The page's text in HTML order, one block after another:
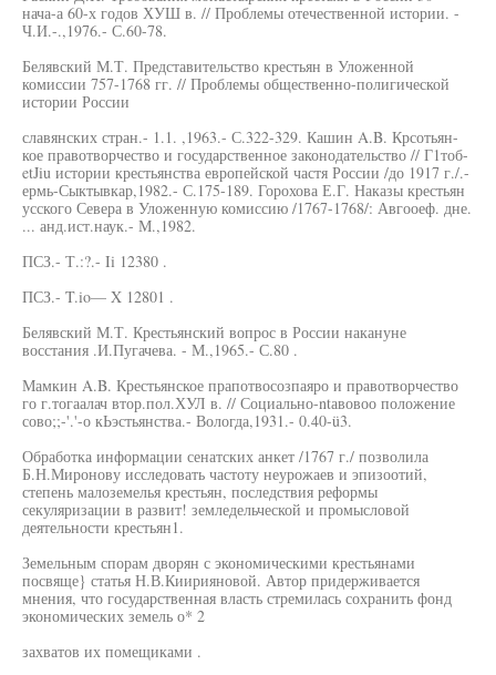
нача-а 60-х годов ХУШ в. // Проблемы отечественной истории. -
Ч.И.-.,1976.- С.60-78.
Белявский М.Т. Представительство крестьян в Уложенной
комиссии 757-1768 гг. // Проблемы общественно-полигической
истории России
славянских стран.- 1.1. ,1963.- С.322-329. Кашин A.B. Крсотьян-
кое правотворчество и государственное законодательство // Г1тоб-
etJiu истории крестьянства европейской частя России /до 1917 г./.-
ермь-Сыктывкар,1982.- С.175-189. Горохова Е.Г. Наказы крестьян
усского Севера в Уложенную комиссию /1767-1768/: Авгооеф. дне.
... анд.ист.наук.- М.,1982.
ПСЗ.- Т.:?.- Ii 12380 .
ПСЗ.- T.io— X 12801 .
Белявский М.Т. Крестьянский вопрос в России накануне
восстания .И.Пугачева. - М.,1965.- С.80 .
Мамкин A.B. Крестьянское прапотвосозпаяро и правотворчество
го г.тогаалач втор.пол.ХУЛ в. // Социально-ntавовоо положение
сово;;-'.'-о кЬэстьянства.- Вологда,1931.- 0.40-ü3.
Обработка информации сенатских анкет /1767 г./ позволила
Б.Н.Миронову исследовать частоту неурожаев и эпизоотий,
степень малоземелья крестьян, последствия реформы
секуляризации в развит! земледельческой и промысловой
деятельности крестьян1.
Земельным спорам дворян с экономическими крестьянами
посвяще} статья Н.В.Киирияновой. Автор придерживается
мнения, что государственная власть стремилась сохранить фонд
экономических земель о* 2
захватов их помещиками .